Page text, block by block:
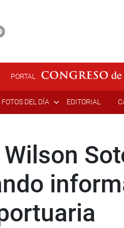
PORTAL
FOTOS DEL DÍA EDITORIAL